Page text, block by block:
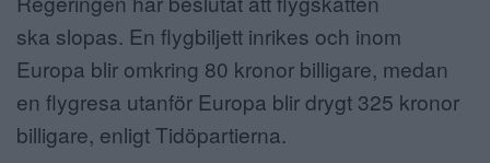
ska slopas. En flygbiljett inrikes och inom
Europa blir omkring 80 kronor billigare, medan
en flygresa utanför Europa blir drygt 325 kronor
billigare, enligt Tidöpartierna.